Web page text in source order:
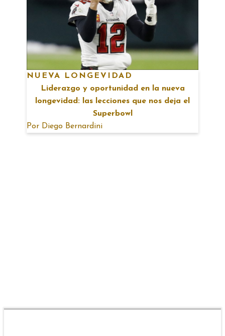
NUEVA LONGEVIDAD
Liderazgo y oportunidad en la nueva
longevidad: las lecciones que nos deja el
Superbowl
Por Diego Bernardini